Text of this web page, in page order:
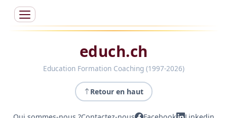
educh.ch
Education Formation Coaching (1997-2026)
Retour en haut